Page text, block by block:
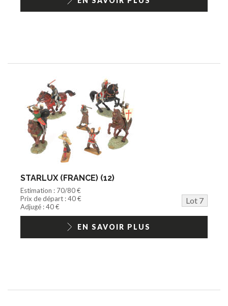
STARLUX (FRANCE) (12)
Estimation : 70/80 €
Prix de départ : 40 €
Lot 7
Adjugé : 40 €
EN SAVOIR PLUS